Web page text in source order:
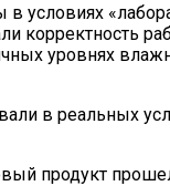
условиях
корректность
уровнях
в реальных
продукт